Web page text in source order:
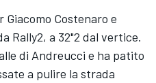
Giacomo Costenaro e
Rally2, a 32"2 dal vertice.
di Andreucci e ha patito
a pulire la strada